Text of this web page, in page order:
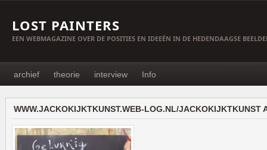
LOST PAINTERS
EEN WEBMAGAZINE OVER DE POSITIES EN IDEEËN IN DE HEDENDAAGSE
archief theorie interview Info
WWW.JACKOKIJKTKUNST.WEB-LOG.NL/JACKOKIJKTKUNST